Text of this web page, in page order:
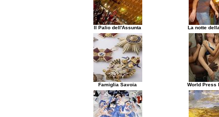
Il Palio dell'Assunta La notte
Famiglia Savoia World Press